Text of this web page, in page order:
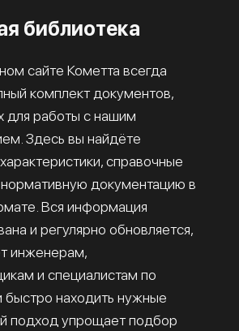
библиотека
сайте Кометта всегда
комплект документов,
для работы с нашим
Здесь вы найдёте
справочные
документацию в
Вся информация
и регулярно обновляется,
инженерам,
и специалистам по
быстро находить нужные
подход упрощает подбор